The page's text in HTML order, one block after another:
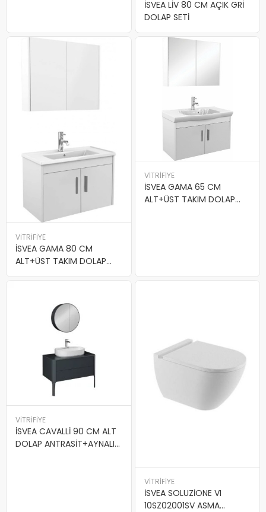
İSVEA LİV 80 CM AÇIK GRİ
DOLAP SETİ
VİTRİFİYE
İSVEA GAMA 80 CM
ALT+ÜST TAKIM DOLAP
BEYAZ
VİTRİFİYE
İSVEA GAMA 65 CM
ALT+ÜST TAKIM DOLAP
VİTRİFİYE
İSVEA CAVALLİ 90 CM ALT
DOLAP ANTRASİT+AYNALI
VİTRİFİYE
İSVEA SOLUZİONE VI
10SZ02001SV ASMA